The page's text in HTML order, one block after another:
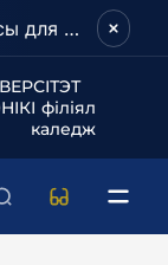
Обучающие курсы и мастер-классы для школьников и абитуриентов!
філіял
каледж